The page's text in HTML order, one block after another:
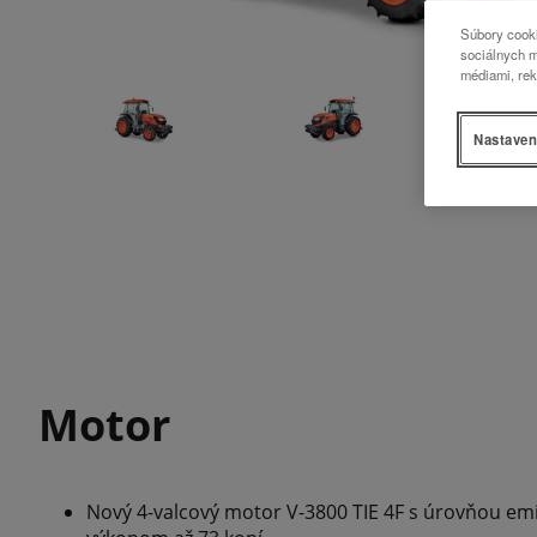
Motor
Nový 4-valcový motor V-3800 TIE 4F s úrovňou
Súbory
sociálnych
médiami,